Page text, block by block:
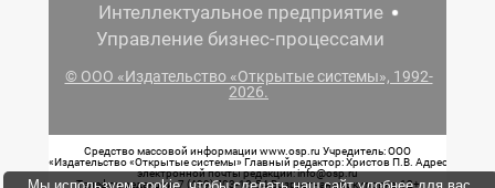
Интеллектуальное предприятие
Управление бизнес-процессами
© ООО «Издательство «Открытые системы», 1992-
2026.
Средство массовой информации www.osp.ru Учредитель: ООО
«Издательство «Открытые системы» Главный редактор: Христов П.В. Адрес
электронной почты редакции: info@osp.ru
Телефон редакции: 7 (499) 703-18-54 Возрастная маркировка: 12+